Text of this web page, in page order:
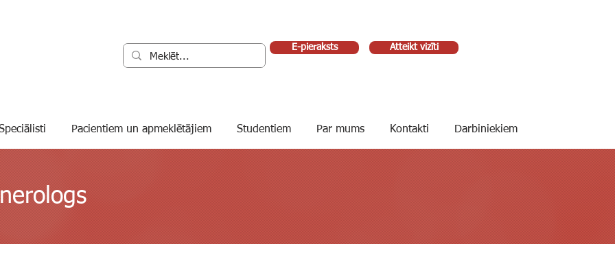
E-pieraksts Atteikt vizīti
Pacientiem un apmeklētājiem Studentiem Par mums Kontakti Darbiniekiem